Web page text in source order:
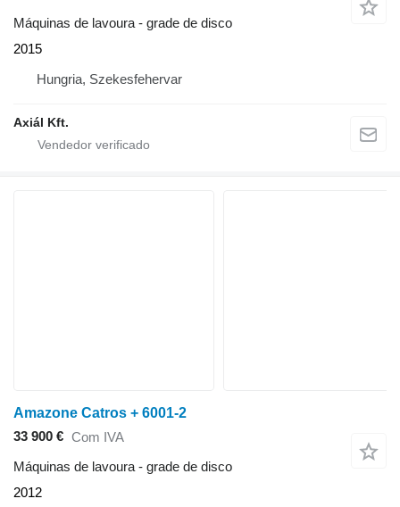
Máquinas de lavoura - grade de disco
2015
Hungria, Szekesfehervar
Axiál Kft.
Amazone Catros + 6001-2
33 900 € Com IVA
Máquinas de lavoura - grade de disco
2012